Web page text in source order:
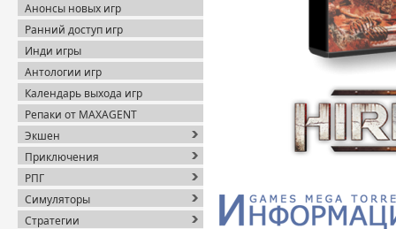
Анонсы новых игр
Ранний доступ игр
Инди игры
Антологии игр
Календарь выхода игр
Репаки от MAXAGENT
Экшен
Приключения
РПГ
Симуляторы
Стратегии